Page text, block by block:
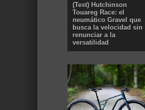
(Test) Hutchinson
Touareg Race: el
neumático Gravel que
busca la velocidad sin
renunciar a la
versatilidad